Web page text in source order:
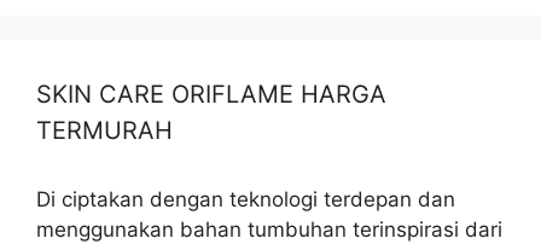
SKIN CARE ORIFLAME HARGA
TERMURAH
Di ciptakan dengan teknologi terdepan dan
menggunakan bahan tumbuhan terinspirasi dari